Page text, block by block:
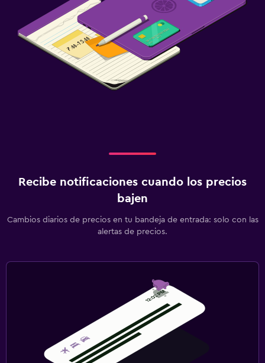
Recibe notificaciones cuando los precios
bajen
Cambios diarios de precios en tu bandeja de entrada: solo con las
alertas de precios.